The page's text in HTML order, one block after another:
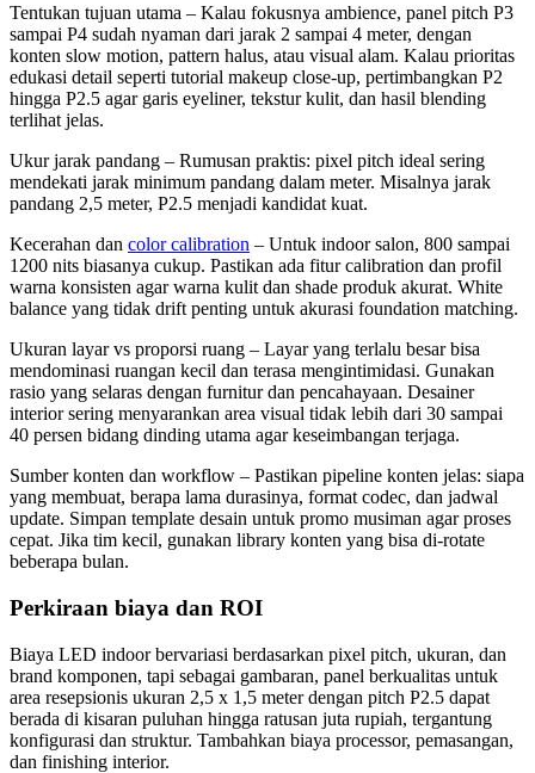
Tentukan tujuan utama – Kalau fokusnya ambience, panel pitch P3
sampai P4 sudah nyaman dari jarak 2 sampai 4 meter, dengan
konten slow motion, pattern halus, atau visual alam. Kalau prioritas
edukasi detail seperti tutorial makeup close-up, pertimbangkan P2
hingga P2.5 agar garis eyeliner, tekstur kulit, dan hasil blending
terlihat jelas.
Ukur jarak pandang – Rumusan praktis: pixel pitch ideal sering
mendekati jarak minimum pandang dalam meter. Misalnya jarak
pandang 2,5 meter, P2.5 menjadi kandidat kuat.
Kecerahan dan color calibration – Untuk indoor salon, 800 sampai
1200 nits biasanya cukup. Pastikan ada fitur calibration dan profil
warna konsisten agar warna kulit dan shade produk akurat. White
balance yang tidak drift penting untuk akurasi foundation matching.
Ukuran layar vs proporsi ruang – Layar yang terlalu besar bisa
mendominasi ruangan kecil dan terasa mengintimidasi. Gunakan
rasio yang selaras dengan furnitur dan pencahayaan. Desainer
interior sering menyarankan area visual tidak lebih dari 30 sampai
40 persen bidang dinding utama agar keseimbangan terjaga.
Sumber konten dan workflow – Pastikan pipeline konten jelas: siapa
yang membuat, berapa lama durasinya, format codec, dan jadwal
update. Simpan template desain untuk promo musiman agar proses
cepat. Jika tim kecil, gunakan library konten yang bisa di-rotate
beberapa bulan.
Perkiraan biaya dan ROI
Biaya LED indoor bervariasi berdasarkan pixel pitch, ukuran, dan
brand komponen, tapi sebagai gambaran, panel berkualitas untuk
area resepsionis ukuran 2,5 x 1,5 meter dengan pitch P2.5 dapat
berada di kisaran puluhan hingga ratusan juta rupiah, tergantung
konfigurasi dan struktur. Tambahkan biaya processor, pemasangan,
dan finishing interior.